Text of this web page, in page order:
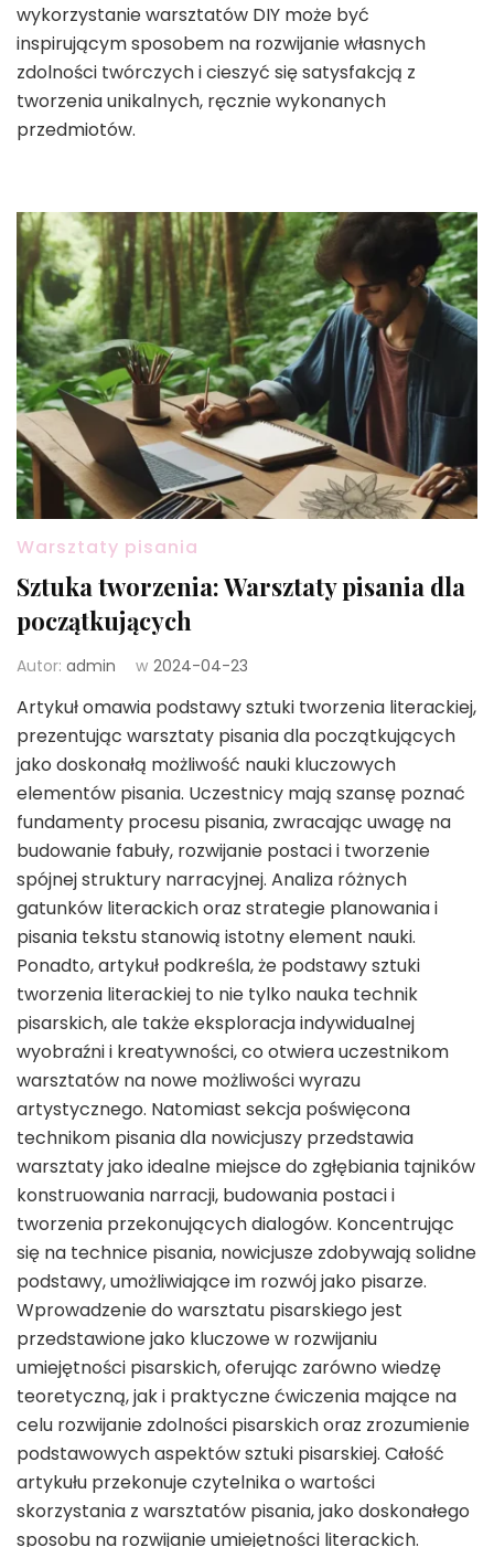
wykorzystanie warsztatów DIY może być
inspirującym sposobem na rozwijanie własnych
zdolności twórczych i cieszyć się satysfakcją z
tworzenia unikalnych, ręcznie wykonanych
przedmiotów.
Warsztaty pisania
Sztuka tworzenia: Warsztaty pisania dla
początkujących
Autor: admin w 2024-04-23
Artykuł omawia podstawy sztuki tworzenia literackiej,
prezentując warsztaty pisania dla początkujących
jako doskonałą możliwość nauki kluczowych
elementów pisania. Uczestnicy mają szansę poznać
fundamenty procesu pisania, zwracając uwagę na
budowanie fabuły, rozwijanie postaci i tworzenie
spójnej struktury narracyjnej. Analiza różnych
gatunków literackich oraz strategie planowania i
pisania tekstu stanowią istotny element nauki.
Ponadto, artykuł podkreśla, że podstawy sztuki
tworzenia literackiej to nie tylko nauka technik
pisarskich, ale także eksploracja indywidualnej
wyobraźni i kreatywności, co otwiera uczestnikom
warsztatów na nowe możliwości wyrazu
artystycznego. Natomiast sekcja poświęcona
technikom pisania dla nowicjuszy przedstawia
warsztaty jako idealne miejsce do zgłębiania tajników
konstruowania narracji, budowania postaci i
tworzenia przekonujących dialogów. Koncentrując
się na technice pisania, nowicjusze zdobywają solidne
podstawy, umożliwiające im rozwój jako pisarze.
Wprowadzenie do warsztatu pisarskiego jest
przedstawione jako kluczowe w rozwijaniu
umiejętności pisarskich, oferując zarówno wiedzę
teoretyczną, jak i praktyczne ćwiczenia mające na
celu rozwijanie zdolności pisarskich oraz zrozumienie
podstawowych aspektów sztuki pisarskiej. Całość
artykułu przekonuje czytelnika o wartości
skorzystania z warsztatów pisania, jako doskonałego
sposobu na rozwijanie umiejętności literackich.